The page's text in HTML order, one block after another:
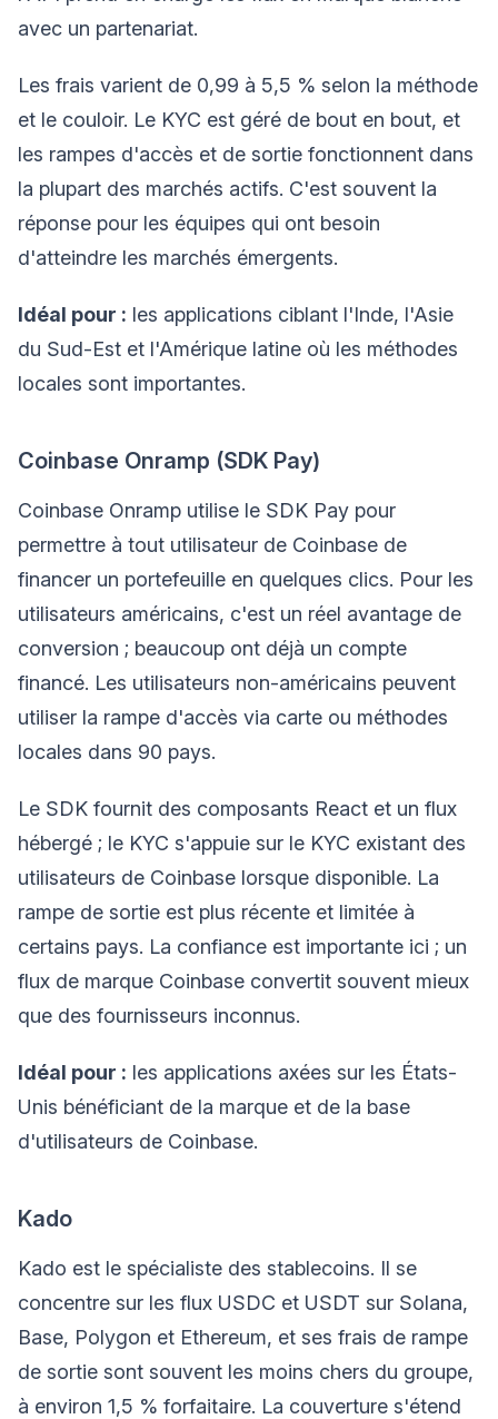
avec un partenariat.
Les frais varient de 0,99 à 5,5 % selon la méthode
et le couloir. Le KYC est géré de bout en bout, et
les rampes d'accès et de sortie fonctionnent dans
la plupart des marchés actifs. C'est souvent la
réponse pour les équipes qui ont besoin
d'atteindre les marchés émergents.
Idéal pour : les applications ciblant l'Inde, l'Asie
du Sud-Est et l'Amérique latine où les méthodes
locales sont importantes.
Coinbase Onramp (SDK Pay)
Coinbase Onramp utilise le SDK Pay pour
permettre à tout utilisateur de Coinbase de
financer un portefeuille en quelques clics. Pour les
utilisateurs américains, c'est un réel avantage de
conversion ; beaucoup ont déjà un compte
financé. Les utilisateurs non-américains peuvent
utiliser la rampe d'accès via carte ou méthodes
locales dans 90 pays.
Le SDK fournit des composants React et un flux
hébergé ; le KYC s'appuie sur le KYC existant des
utilisateurs de Coinbase lorsque disponible. La
rampe de sortie est plus récente et limitée à
certains pays. La confiance est importante ici ; un
flux de marque Coinbase convertit souvent mieux
que des fournisseurs inconnus.
Idéal pour : les applications axées sur les États-
Unis bénéficiant de la marque et de la base
d'utilisateurs de Coinbase.
Kado
Kado est le spécialiste des stablecoins. Il se
concentre sur les flux USDC et USDT sur Solana,
Base, Polygon et Ethereum, et ses frais de rampe
de sortie sont souvent les moins chers du groupe,
à environ 1,5 % forfaitaire. La couverture s'étend